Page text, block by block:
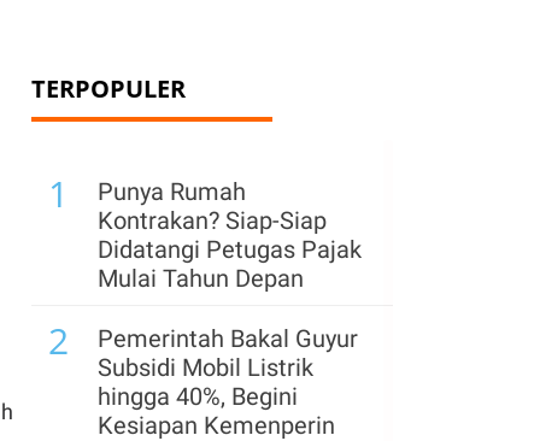
TERPOPULER
1
Punya Rumah
Kontrakan? Siap-Siap
Didatangi Petugas Pajak
Mulai Tahun Depan
2
Pemerintah Bakal Guyur
Subsidi Mobil Listrik
hingga 40%, Begini
Kesiapan Kemenperin